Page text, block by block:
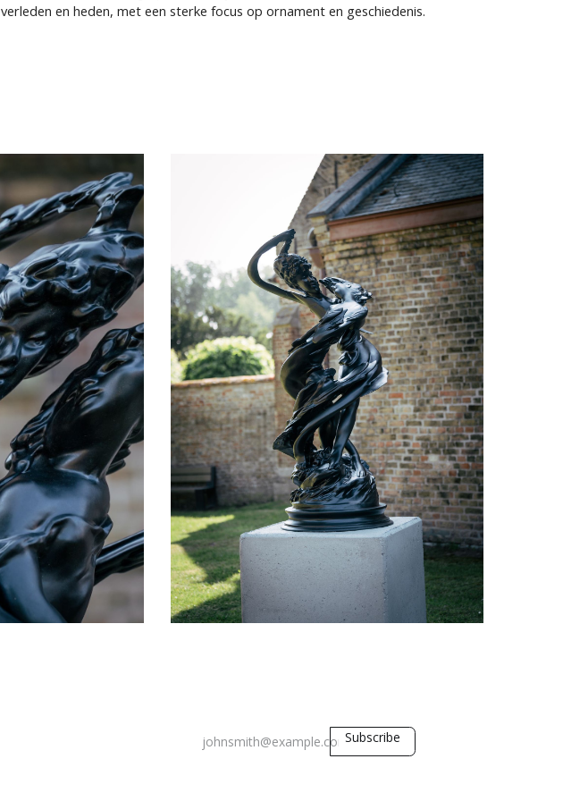
verleden en heden, met een sterke focus op ornament en geschiedenis.
Subscribe